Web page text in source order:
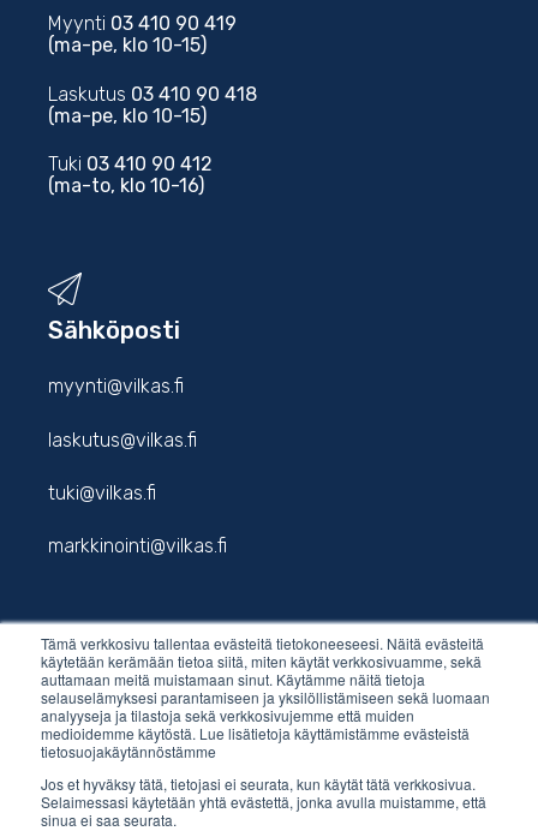
Tämä verkkosivu tallentaa evästeitä tietokoneeseesi. Näitä evästeitä
käytetään kerämään tietoa siitä, miten käytät verkkosivuamme, sekä
auttamaan meitä muistamaan sinut. Käytämme näitä tietoja
selauselämyksesi parantamiseen ja yksilöllistämiseen sekä luomaan
analyyseja ja tilastoja sekä verkkosivujemme että muiden
medioidemme käytöstä. Lue lisätietoja käyttämistämme evästeistä
tietosuojakäytännöstämme
Jos et hyväksy tätä, tietojasi ei seurata, kun käytät tätä verkkosivua.
Selaimessasi käytetään yhtä evästettä, jonka avulla muistamme, että
sinua ei saa seurata.
Myynti 03 410 90 419
(ma-pe, klo 10-15)
Laskutus 03 410 90 418
(ma-pe, klo 10-15)
Tuki 03 410 90 412
(ma-to, klo 10-16)
Sähköposti
myynti@vilkas.fi
laskutus@vilkas.fi
tuki@vilkas.fi
markkinointi@vilkas.fi
etunimi.sukunimi@vilkas.fi